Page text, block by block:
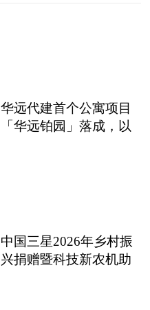
华远代建首个公寓项目
「华远铂园」落成，以
中国三星2026年乡村振
兴捐赠暨科技新农机助